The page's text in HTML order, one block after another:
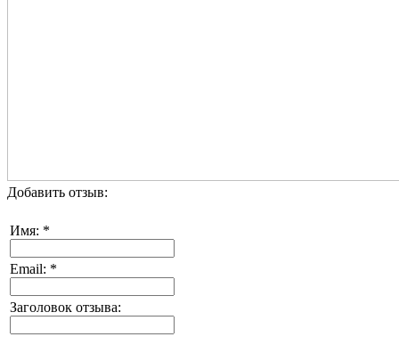
Добавить отзыв:
Имя: *
Email: *
Заголовок отзыва: